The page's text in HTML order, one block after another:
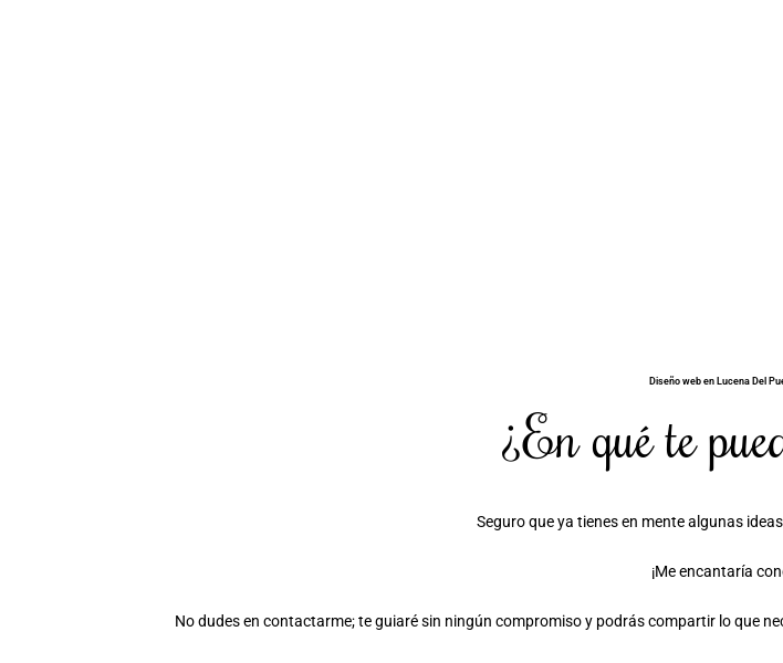
Diseño web en Lucena Del
¿En qué te
Seguro que ya tienes en mente algunas
¡Me encantaría
No dudes en contactarme; te guiaré sin ningún compromiso y podrás compartir lo que